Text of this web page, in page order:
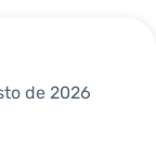
de 2026